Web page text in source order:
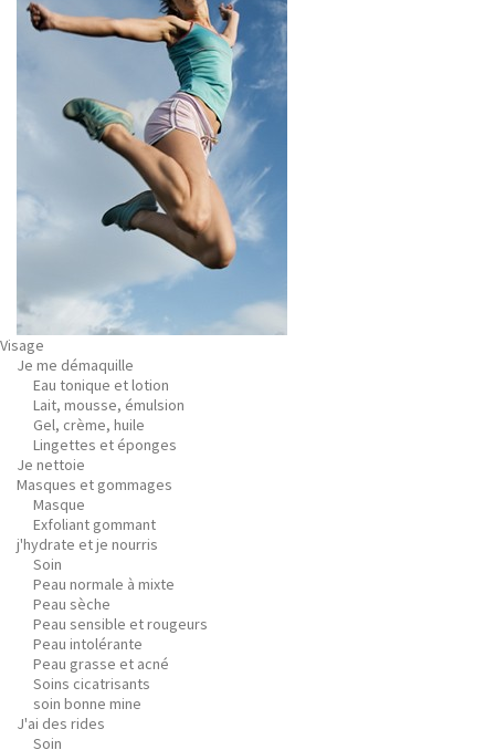
Visage
Je me démaquille
Eau tonique et lotion
Lait, mousse, émulsion
Gel, crème, huile
Lingettes et éponges
Je nettoie
Masques et gommages
Masque
Exfoliant gommant
j'hydrate et je nourris
Soin
Peau normale à mixte
Peau sèche
Peau sensible et rougeurs
Peau intolérante
Peau grasse et acné
Soins cicatrisants
soin bonne mine
J'ai des rides
Soin